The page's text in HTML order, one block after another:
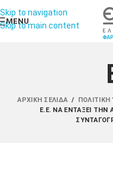
Skip to navigation
Skip to main content
MENU
ΑΡΧΙΚΉ ΣΕΛΊΔΑ / ΠΟΛΙΤΙΚΉ
Ε.Ε. ΝΑ ΕΝΤΆΞΕΙ